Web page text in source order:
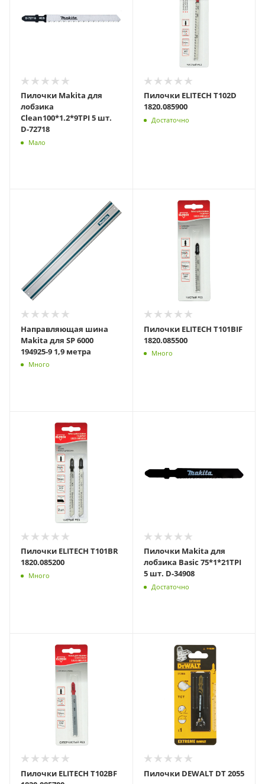
Пилочки Makita для
лобзика
Clean100*1.2*9TPI 5 шт.
D-72718
Мало
Пилочки ELITECH T102D
1820.085900
Достаточно
Направляющая шина
Makita для SP 6000
194925-9 1,9 метра
Много
Пилочки ELITECH T101BIF
1820.085500
Много
Пилочки ELITECH T101BR
1820.085200
Много
Пилочки Makita для
лобзика Basic 75*1*21TPI
5 шт. D-34908
Достаточно
Пилочки ELITECH T102BF
Пилочки DEWALT DT 2055